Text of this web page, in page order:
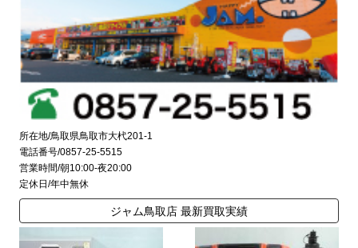
所在地/鳥取県鳥取市大杙201-1
電話番号/0857-25-5515
営業時間/朝10:00-夜20:00
定休日/年中無休
ジャム鳥取店 最新買取実績